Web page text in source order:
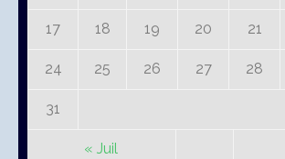
17 18 19 20 21
24 25 26 27 28
31
« Juil